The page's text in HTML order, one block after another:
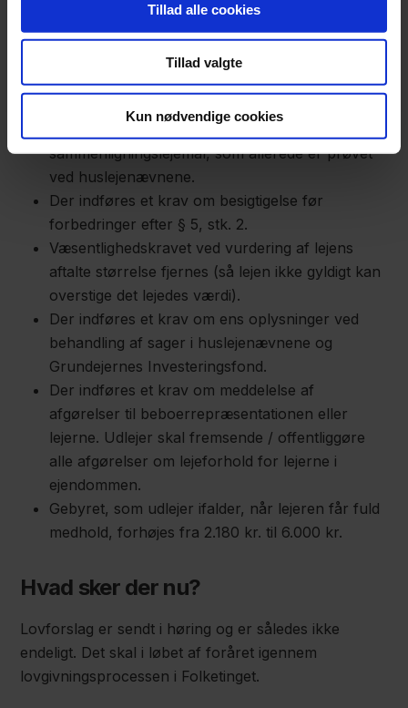
Tillad alle cookies
Tillad valgte
Kun nødvendige cookies
Dette er fuldt ud lovligt i dag (og betalingen er
skattefri for lejeren). Lejerne har fortsat ret til at
indgå en frivillig aftale om fraflytning – men altså
ikke mod (direkte) betaling.
sammenligningslejemål skal der lægges vægt på
sammenligningslejemål, som allerede er prøvet
ved huslejenævnene.
Der indføres et krav om besigtigelse før
forbedringer efter § 5, stk. 2.
Væsentlighedskravet ved vurdering af lejens
aftalte størrelse fjernes (så lejen ikke gyldigt kan
overstige det lejedes værdi).
Der indføres et krav om ens oplysninger ved
behandling af sager i huslejenævnene og
Grundejernes Investeringsfond.
Der indføres et krav om meddelelse af
afgørelser til beboerrepræsentationen eller
lejerne. Udlejer skal fremsende / offentliggøre
alle afgørelser om lejeforhold for lejerne i
ejendommen.
Gebyret, som udlejer ifalder, når lejeren får fuld
medhold, forhøjes fra 2.180 kr. til 6.000 kr.
Hvad sker der nu?
Lovforslag er sendt i høring og er således ikke
endeligt. Det skal i løbet af foråret igennem
lovgivningsprocessen i Folketinget.